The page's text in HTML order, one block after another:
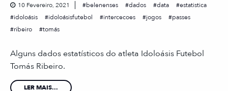
10 Fevereiro, 2021 belenenses dados data
estatistica
idoloásis
idoloásisfutebol intercecoes jogos
passes
ribeiro
tomás
Alguns dados estatísticos do atleta Idoloásis Futebol
Tomás Ribeiro.
LER MAIS...